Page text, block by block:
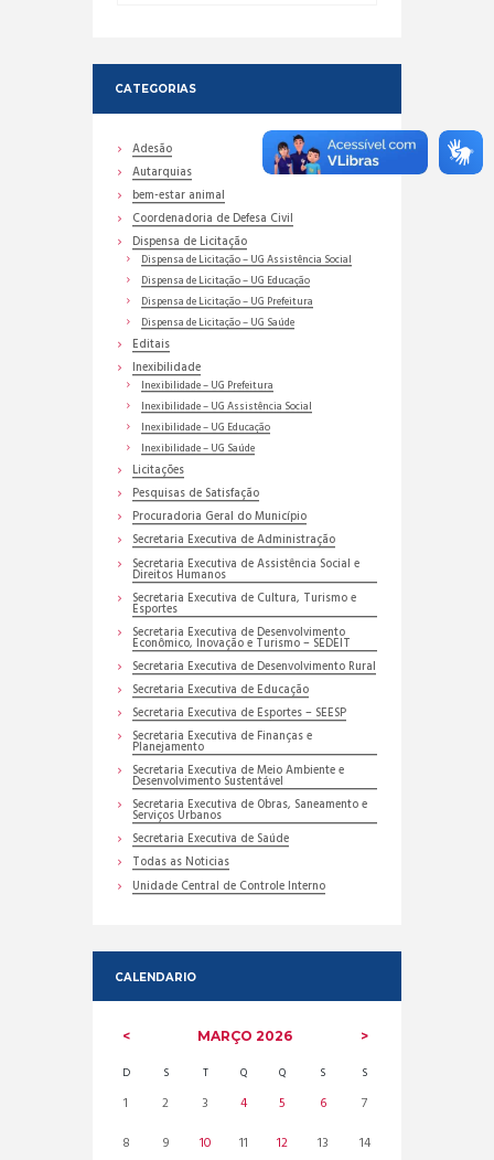
CATEGORIAS
Adesão
Autarquias
bem-estar animal
Coordenadoria de Defesa Civil
Dispensa de Licitação
Dispensa de Licitação – UG Assistência Social
Dispensa de Licitação – UG Educação
Dispensa de Licitação – UG Prefeitura
Dispensa de Licitação – UG Saúde
Editais
Inexibilidade
Inexibilidade – UG Prefeitura
Inexibilidade – UG Assistência Social
Inexibilidade – UG Educação
Inexibilidade – UG Saúde
Licitações
Pesquisas de Satisfação
Procuradoria Geral do Município
Secretaria Executiva de Administração
Secretaria Executiva de Assistência Social e
Direitos Humanos
Secretaria Executiva de Cultura, Turismo e
Esportes
Secretaria Executiva de Desenvolvimento
Econômico, Inovação e Turismo – SEDEIT
Secretaria Executiva de Desenvolvimento Rural
Secretaria Executiva de Educação
Secretaria Executiva de Esportes – SEESP
Secretaria Executiva de Finanças e
Planejamento
Secretaria Executiva de Meio Ambiente e
Desenvolvimento Sustentável
Secretaria Executiva de Obras, Saneamento e
Serviços Urbanos
Secretaria Executiva de Saúde
Todas as Noticias
Unidade Central de Controle Interno
CALENDARIO
MARÇO 2026
D S T Q Q S S
1 2 3 4 5 6
7
8
9 10 11 12 13 14